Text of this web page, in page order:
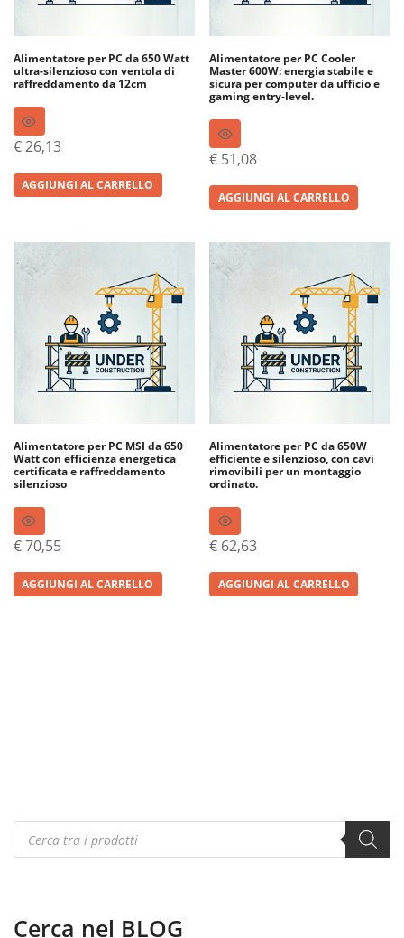
Alimentatore per PC da 650 Watt
ultra-silenzioso con ventola di
raffreddamento da 12cm
€26,13
AGGIUNGI AL CARRELLO
Alimentatore per PC Cooler
Master 600W: energia stabile e
sicura per computer da ufficio e
gaming entry-level.
€ 51,08
AGGIUNGI AL CARRELLO
Alimentatore per PC MSI da 650
Watt con efficienza energetica
certificata e raffreddamento
silenzioso
€70,55
AGGIUNGI AL CARRELLO
Alimentatore per PC da 650W
efficiente e silenzioso, con cavi
rimovibili per un montaggio
ordinato.
€ 62,63
AGGIUNGI AL CARRELLO
Products
search
Cerca nel BLOG